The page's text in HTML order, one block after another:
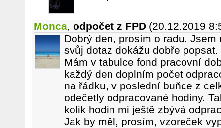
Monca, odpočet z FPD (20.12.2019
Dobrý den, prosím o radu.
svůj dotaz dokážu dobře popsat.
Mám v tabulce fond pracovní
každý den doplním počet
na řádku, v poslední buňce z
odečetly odpracované hodiny.
kolik hodin mi ještě zbývá
Jak by měl, prosím, vzoreček